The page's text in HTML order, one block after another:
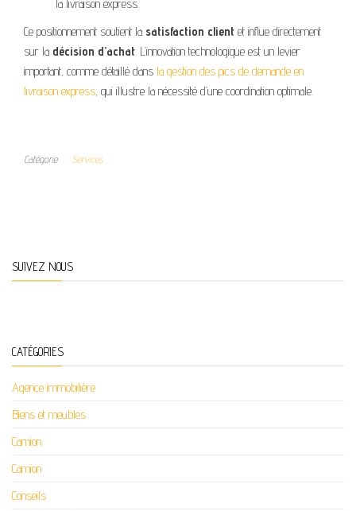
la livraison express.
Ce positionnement soutient la satisfaction client et influe directement
sur la décision d’achat. L’innovation technologique est un levier
important, comme détaillé dans la gestion des pics de demande en
livraison express, qui illustre la nécessité d’une coordination optimale.
Catégorie Services
SUIVEZ NOUS
CATÉGORIES
Agence immobilière
Biens et meubles
Camion
Camion
Conseils